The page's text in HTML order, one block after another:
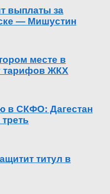
выплаты за
— Мишустин
месте в
тарифов ЖКХ
в СКФО: Дагестан
титул в